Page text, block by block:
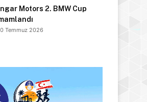
Motors 2. BMW Cup
Temmuz 2026